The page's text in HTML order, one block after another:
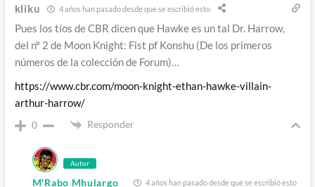
kliku 4 años han pasado desde que se escribió esto
Pues los tíos de CBR dicen que Hawke es un tal Dr. Harrow,
del nº 2 de Moon Knight: Fist pf Konshu (De los primeros
números de la colección de Forum)…
https://www.cbr.com/moon-knight-ethan-hawke-villain-
arthur-harrow/
0 Responder
Autor
M'Rabo Mhulargo 4 años han pasado desde que se escribió esto